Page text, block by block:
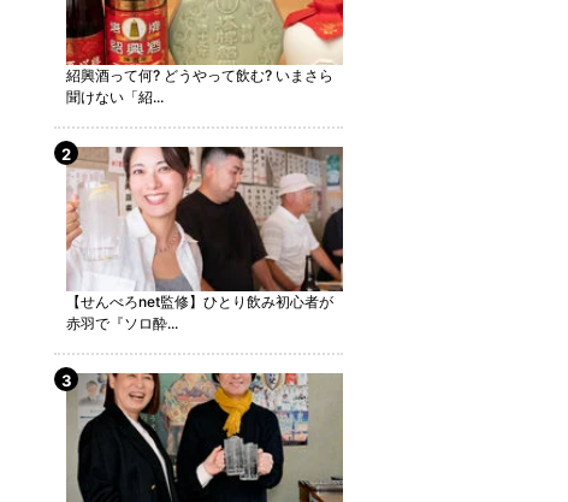
紹興酒って何? どうやって飲む? いまさら
聞けない「紹...
【せんべろnet監修】ひとり飲み初心者が
赤羽で『ソロ酔...